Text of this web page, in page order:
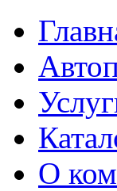
О